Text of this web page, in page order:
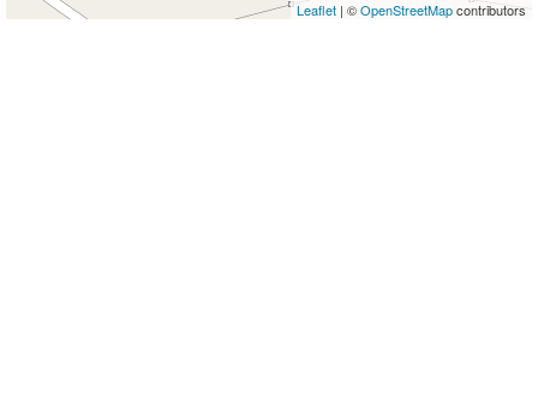
Leaflet | ©OpenStreetMapcontributors